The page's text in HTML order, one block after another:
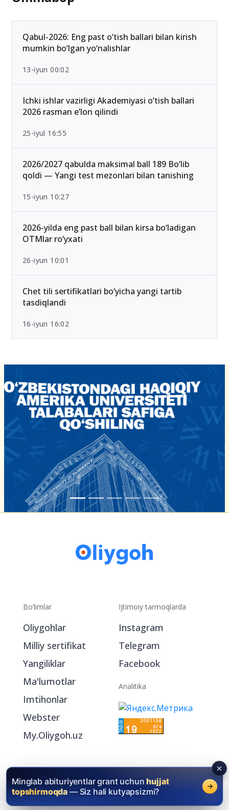
Qabul-2026: Eng past o‘tish ballari bilan kirish
mumkin bo‘lgan yo‘nalishlar
13-iyun 00:02
Ichki ishlar vazirligi Akademiyasi o‘tish ballari
2026 rasman e’lon qilindi
25-iyul 16:55
2026/2027 qabulda maksimal ball 189 Bo‘lib
qoldi — Yangi test mezonlari bilan tanishing
15-iyun 10:27
2026-yilda eng past ball bilan kirsa bo‘ladigan
OTMlar ro‘yxati
26-iyun 10:01
Chet tili sertifikatlari bo‘yicha yangi tartib
tasdiqlandi
16-iyun 16:02
Bo‘limlar
Oliygohlar
Milliy sertifikat
Yangiliklar
Ma'lumotlar
Imtihonlar
Webster
My.Oliygoh.uz
Ijtimoiy tarmoqlarda
Instagram
Telegram
Facebook
Analitika
2026 © Oliygoh.uz, Barcha huquqlar himoyalangan
Minglab abituriyentlar grant uchunhujjat
topshirmoqda — Siz hali kutyapsizmi?